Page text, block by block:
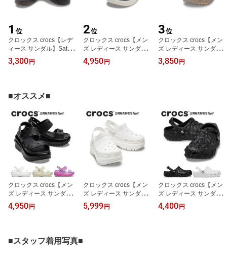
1 位
クロックス crocs【レデ
ィース サンダル】Saturd
ay Sandal W/サタデー サ
ンダル|213586-001｜##
3,300円
2位
クロックス crocs【メン
ズ レディース サンダ
ル】InMotion Clog/イン
モーション クロッグ/209
4,950円
3位
クロックス crocs【メン
ズ レディース サンダ
ル】Classic/クラシック/
10001-214｜##
3,850円
■オススメ■
クロックス crocs【メン
ズ レディース サンダ
ル】Mega Crush Sandal/
メガ クラッシュ サンダ
4,950円
クロックス crocs【メン
ズ レディース サンダ
ル】Mega Crush Clog/メ
ガ クラッシュ クロッグ/
5,999円
クロックス crocs【メン
ズ レディース サンダ
ル】Classic Geometric C
log/クラシック ジオメト
4,400円
■スタッフ着用写真■